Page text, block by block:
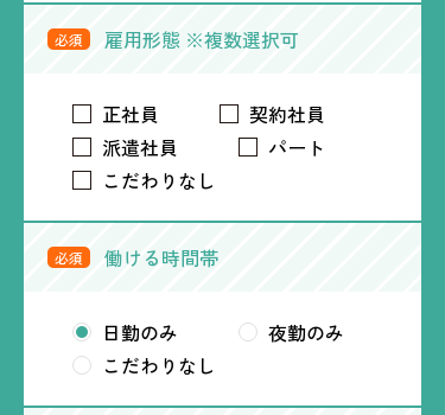
必須 雇用形態 ※複数選択可
正社員
契約社員
派遣社員
パート
こだわりなし
必須 働ける時間帯
日勤のみ
夜勤のみ
こだわりなし